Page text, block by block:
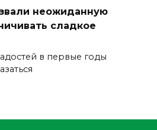
неожиданную
сладкое
в первые годы